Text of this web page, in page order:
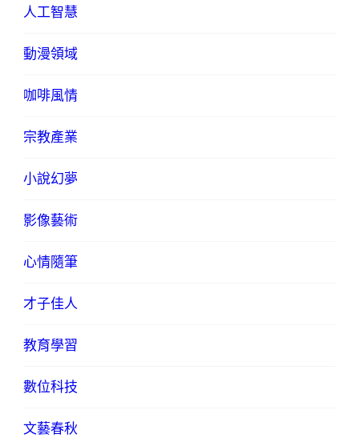
人工智慧
動漫領域
咖啡風情
宗教產業
小說幻夢
影像藝術
心情隨筆
才子佳人
教育學習
數位科技
文藝春秋